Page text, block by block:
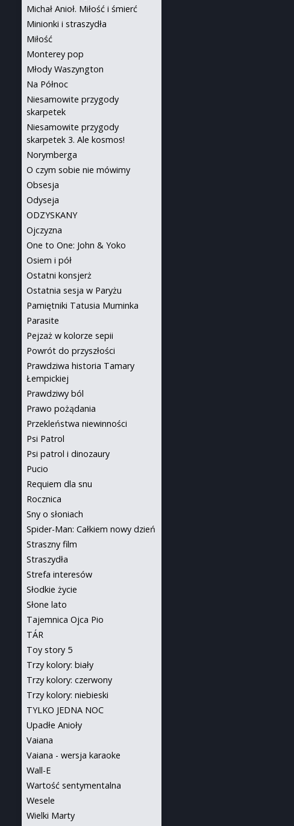
Michał Anioł. Miłość i śmierć
Minionki i straszydła
Miłość
Monterey pop
Młody Waszyngton
Na Północ
Niesamowite przygody
skarpetek
Niesamowite przygody
skarpetek 3. Ale kosmos!
Norymberga
O czym sobie nie mówimy
Obsesja
Odyseja
ODZYSKANY
Ojczyzna
One to One: John & Yoko
Osiem i pół
Ostatni konsjerż
Ostatnia sesja w Paryżu
Pamiętniki Tatusia Muminka
Parasite
Pejzaż w kolorze sepii
Powrót do przyszłości
Prawdziwa historia Tamary
Łempickiej
Prawdziwy ból
Prawo pożądania
Przekleństwa niewinności
Psi Patrol
Psi patrol i dinozaury
Pucio
Requiem dla snu
Rocznica
Sny o słoniach
Spider-Man: Całkiem nowy dzień
Straszny film
Straszydła
Strefa interesów
Słodkie życie
Słone lato
Tajemnica Ojca Pio
TÁR
Toy story 5
Trzy kolory: biały
Trzy kolory: czerwony
Trzy kolory: niebieski
TYLKO JEDNA NOC
Upadłe Anioły
Vaiana
Vaiana - wersja karaoke
Wall-E
Wartość sentymentalna
Wesele
Wielki Marty